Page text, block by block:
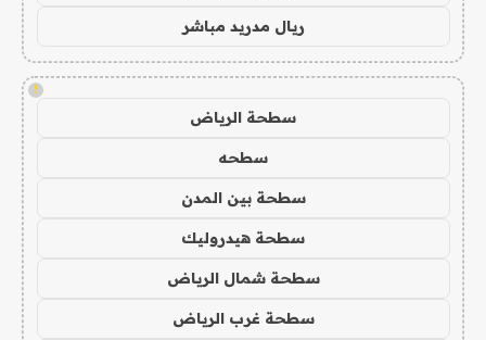
ريال مدريد مباشر
!
سطحة الرياض
سطحه
سطحة بين المدن
سطحة هيدروليك
سطحة شمال الرياض
سطحة غرب الرياض